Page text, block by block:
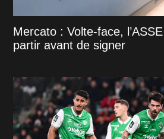
Mercato : Volte-face,
partir avant de signer